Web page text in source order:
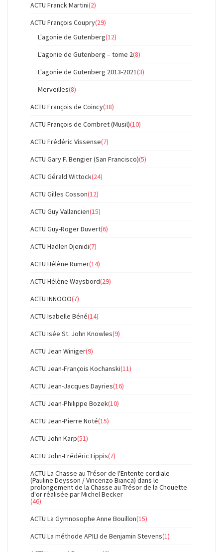
ACTU Franck Martini(2)
ACTU François Coupry(29)
L'agonie de Gutenberg(12)
L'agonie de Gutenberg – tome 2(8)
L'agonie de Gutenberg 2013-2021(3)
Merveilles(8)
ACTU François de Coincy(38)
ACTU François de Combret (Musil)(10)
ACTU Frédéric Vissense(7)
ACTU Gary F. Bengier (San Francisco)(5)
ACTU Gérald Wittock(24)
ACTU Gilles Cosson(12)
ACTU Guy Vallancien(15)
ACTU Guy-Roger Duvert(6)
ACTU Hadlen Djenidi(7)
ACTU Hélène Rumer(14)
ACTU Hélène Waysbord(29)
ACTU INNOOO(7)
ACTU Isabelle Béné(14)
ACTU Isée St. John Knowles(9)
ACTU Jean Winiger(9)
ACTU Jean-François Kochanski(11)
ACTU Jean-Jacques Dayries(16)
ACTU Jean-Philippe Bozek(10)
ACTU Jean-Pierre Noté(15)
ACTU John Karp(51)
ACTU John-Frédéric Lippis(7)
ACTU La Chasse au Trésor de l'Entente cordiale
(Pauline Deysson / Vincenzo Bianca) dans le
prolongement de la Chasse au Trésor de la Chouette
d'or réalisée par Michel Becker
(46)
ACTU La Gymnosophe Anne Bouillon(15)
ACTU La méthode APILI de Benjamin Stevens(1)